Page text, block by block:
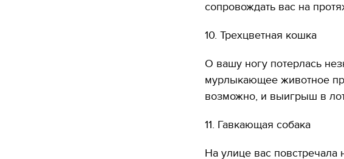
сопровождать вас на
10. Трехцветная кошка
О вашу ногу потерлась
мурлыкающее животное
возможно, и выигрыш в
11. Гавкающая собака
На улице вас повстречала